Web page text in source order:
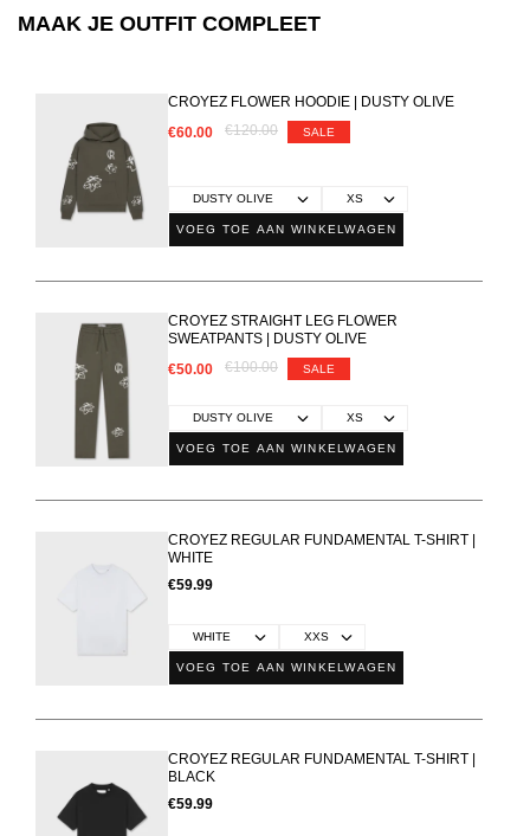
MAAK JE OUTFIT COMPLEET
CROYEZ FLOWER HOODIE | DUSTY OLIVE
€60.00
€120.00 SALE
VOEG TOE AAN WINKELWAGEN
CROYEZ STRAIGHT LEG FLOWER
SWEATPANTS | DUSTY OLIVE
€50.00
€100.00 SALE
VOEG TOE AAN WINKELWAGEN
CROYEZ REGULAR FUNDAMENTAL T-SHIRT |
WHITE
€59.99
VOEG TOE AAN WINKELWAGEN
CROYEZ REGULAR FUNDAMENTAL T-SHIRT |
BLACK
€59.99